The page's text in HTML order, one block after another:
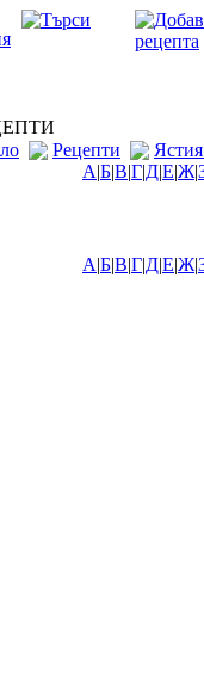
Рецепти
А|Б|В|Г|Д|Е|Ж|
А|Б|В|Г|Д|Е|Ж|